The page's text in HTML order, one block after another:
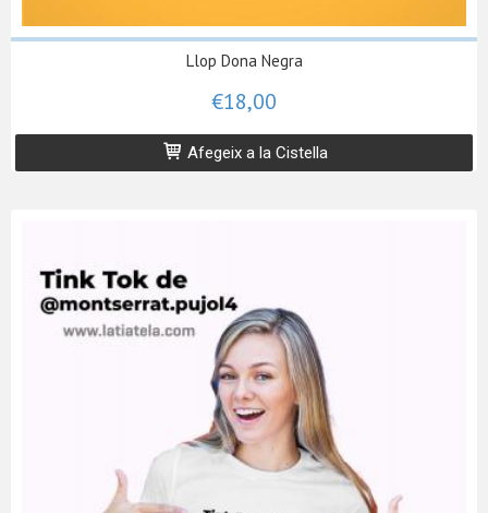
Llop Dona Negra
€18,00
Afegeix a la Cistella